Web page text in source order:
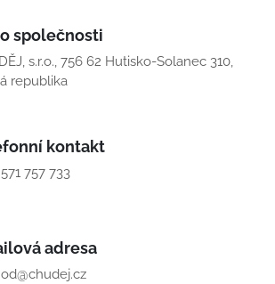
společnosti
s.r.o., 756 62 Hutisko-Solanec 310,
republika
kontakt
757 733
adresa